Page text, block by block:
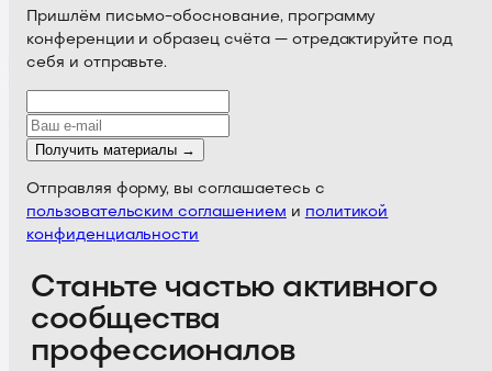
Пришлём письмо-обоснование, программу
конференции и образец счёта — отредактируйте под
себя и отправьте.
Получить материалы →
Отправляя форму, вы соглашаетесь с
пользовательским соглашением и политикой
конфиденциальности
Станьте частью активного
сообщества
профессионалов